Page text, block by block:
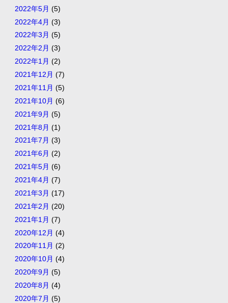
2022年5月 (5)
2022年4月 (3)
2022年3月 (5)
2022年2月 (3)
2022年1月 (2)
2021年12月 (7)
2021年11月 (5)
2021年10月 (6)
2021年9月 (5)
2021年8月 (1)
2021年7月 (3)
2021年6月 (2)
2021年5月 (6)
2021年4月 (7)
2021年3月 (17)
2021年2月 (20)
2021年1月 (7)
2020年12月 (4)
2020年11月 (2)
2020年10月 (4)
2020年9月 (5)
2020年8月 (4)
2020年7月 (5)